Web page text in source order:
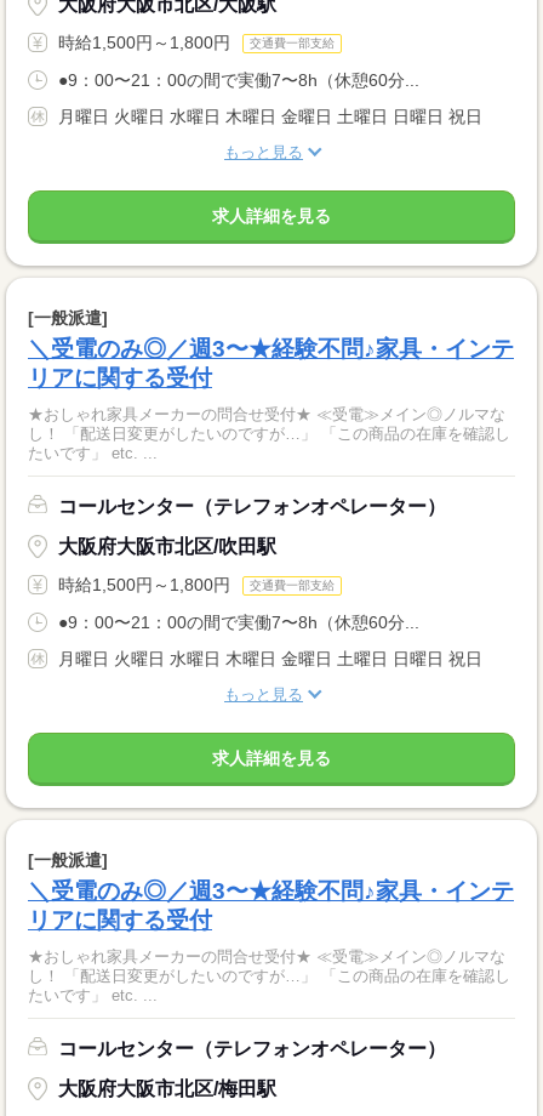
時給1,500円～1,800円 交通費一部支給
●9：00〜21：00の間で実働7〜8h（休憩60分...
月曜日 火曜日 水曜日 木曜日 金曜日 土曜日 日曜日 祝日
もっと見る
求人詳細を見る
[一般派遣]
＼受電のみ◎／週3〜★経験不問♪家具・インテ
リアに関する受付
★おしゃれ家具メーカーの問合せ受付★ ≪受電≫メイン◎ノルマな
し！ 「配送日変更がしたいのですが…」 「この商品の在庫を確認し
たいです」 etc. ...
コールセンター（テレフォンオペレーター）
大阪府大阪市北区/吹田駅
時給1,500円～1,800円 交通費一部支給
●9：00〜21：00の間で実働7〜8h（休憩60分...
月曜日 火曜日 水曜日 木曜日 金曜日 土曜日 日曜日 祝日
もっと見る
求人詳細を見る
[一般派遣]
＼受電のみ◎／週3〜★経験不問♪家具・インテ
リアに関する受付
★おしゃれ家具メーカーの問合せ受付★ ≪受電≫メイン◎ノルマな
し！ 「配送日変更がしたいのですが…」 「この商品の在庫を確認し
たいです」 etc. ...
コールセンター（テレフォンオペレーター）
大阪府大阪市北区/梅田駅